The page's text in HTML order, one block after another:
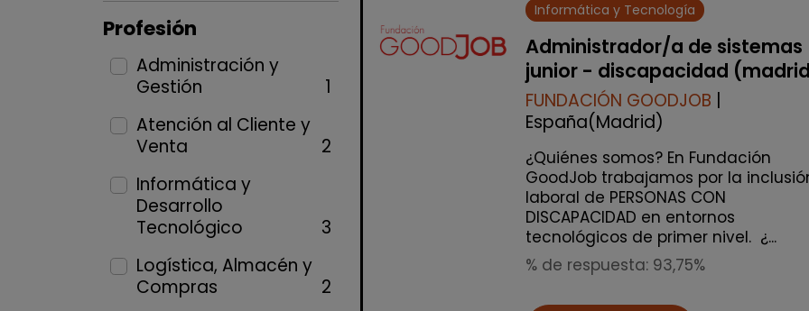
Profesión
Administración y
Gestión
1
Atención al Cliente y
Venta
2
Informática y
Desarrollo
Tecnológico
3
Logística, Almacén y
Compras
2
Informática y Tecnología
Administrador/a de sistemas
junior - discapacidad
FUNDACIÓN GOODJOB
España(Madrid)
¿Quiénes somos? En Fundación
GoodJob trabajamos por la
laboral de PERSONAS CON
DISCAPACIDAD en entornos
tecnológicos de primer nivel. ¿...
% de respuesta: 93,75%